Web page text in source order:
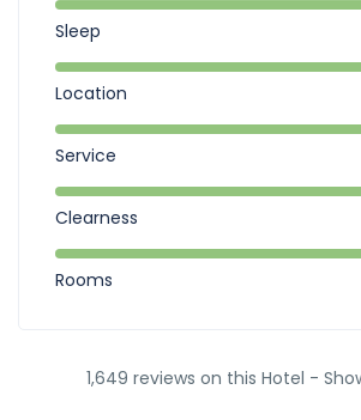
Sleep
Location
Service
Clearness
Rooms
1,649 reviews on this Hotel -